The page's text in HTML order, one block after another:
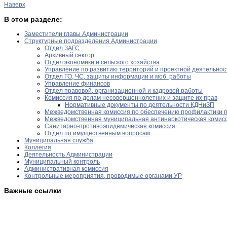
Наверх
В этом разделе:
Заместители главы Администрации
Структурные подразделения Администрации
Отдел ЗАГС
Архивный сектор
Отдел экономики и сельского хозяйства
Управление по развитию территорий и проектной
Отдел ГО, ЧС, защиты информации и моб. работы
Управление финансов
Отдел правовой, организационной и кадровой работы
Комиссия по делам несовершеннолетних и защите их прав
Нормативные документы по деятельности КДНиЗП
Межведомственная комиссия по обеспечению профилактики
Межведомственная муниципальная антинаркотическая
Санитарно-противоэпидемическая комиссия
Отдел по имущественным вопросам
Муниципальная служба
Коллегия
Деятельность Администрации
Муниципальный контроль
Административная комиссия
Контрольные мероприятия, проводимые органами УР
Важные ссылки